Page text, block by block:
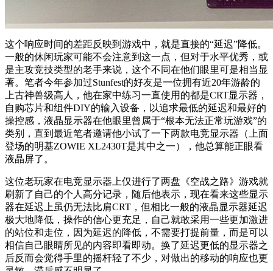
这个响应时间的差距反映到游戏中，就是直接的“延迟”降低。
一般的休闲玩家可能不会注意到这一点，但对于水平优秀，或
是主攻竞技类型的老手来说，这个不同在他们眼里可是相当显
著。笔者今年参加过Stunfest的好友是一位拥有近20年游龄的
上古神兽级高人，他在家中练习一直使用的都是CRT显示器，
自购芯片和组件DIY的输入设备，以追求最低的延迟和最好的
操控感，液晶显示器在他眼里曾属于“根本无法正常玩游戏”的
类别，直到最近笔者邀请他小试了一下两款电竞显示器（上面
登场的明基ZOWIE XL2430T是其中之一），他总算能正眼看
液晶屏了。
这位老玩家在电竞显示器上仅进行了两盘《空战之路》游戏就
刷新了自己的个人高分记录，随后他表示，现在看来这些显示
器在延迟上虽仍无法比肩CRT，但相比一般的液晶显示器延迟
极大地降低，操作的信心更充足，自己就敢采用一些更加激进
的站位和走位，因为延迟的降低，不需要打提前量，而是可以
相信自己眼睛所见的内容即看即动。换了延迟更低的显示器之
后反而会觉得手里的摇杆轻了不少，对做出的移动的响应也更